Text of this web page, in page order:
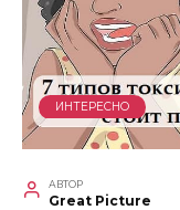
ИНТЕРЕСНО
АВТОР
Great Picture